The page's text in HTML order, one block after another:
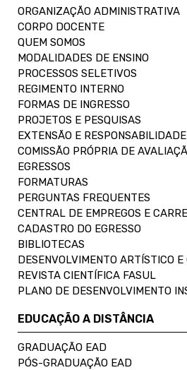
ORGANIZAÇÃO ADMINISTRATIVA
CORPO DOCENTE
QUEM SOMOS
MODALIDADES DE ENSINO
PROCESSOS SELETIVOS
REGIMENTO INTERNO
FORMAS DE INGRESSO
PROJETOS E PESQUISAS
EXTENSÃO E
COMISSÃO PRÓPRIA DE
EGRESSOS
FORMATURAS
PERGUNTAS FREQUENTES
CENTRAL DE EMPREGOS E
CADASTRO DO EGRESSO
BIBLIOTECAS
DESENVOLVIMENTO ARTÍSTICO
REVISTA CIENTÍFICA FASUL
PLANO DE DESENVOLVIMENTO
EDUCAÇÃO A DISTÂNCIA
GRADUAÇÃO EAD
PÓS-GRADUAÇÃO EAD